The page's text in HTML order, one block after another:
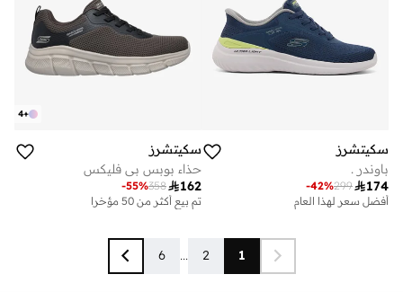
سكيتشرز
باوندر .
174
299
-42%
أفضل سعر لهذا العام
+
4
سكيتشرز
حذاء بوبس بي فليكس
162
358
-55%
تم بيع أكثر من 50 مؤخرا
1
2
...
6